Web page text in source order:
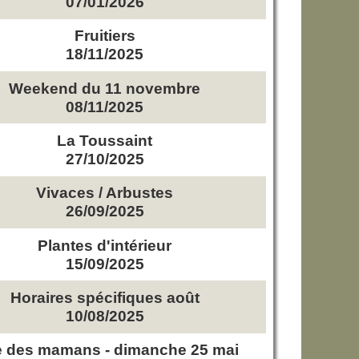
Fruitiers
18/11/2025
Weekend du 11 novembre
08/11/2025
La Toussaint
27/10/2025
Vivaces / Arbustes
26/09/2025
Plantes d'intérieur
15/09/2025
Horaires spécifiques août
10/08/2025
des mamans - dimanche 25 mai